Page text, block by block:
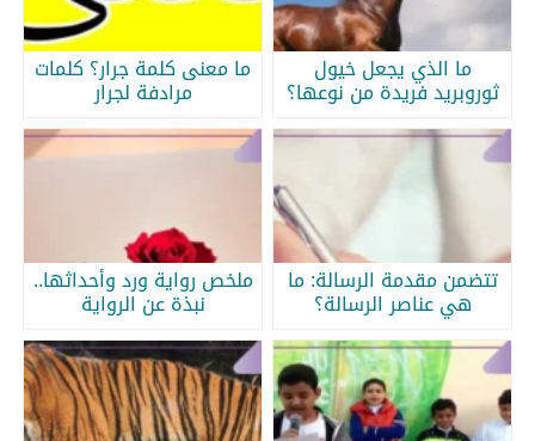
ما الذي يجعل خيول
ثوروبريد فريدة من نوعها؟
ما معنى كلمة جرار؟ كلمات
مرادفة لجرار
تتضمن مقدمة الرسالة: ما
هي عناصر الرسالة؟
ملخص رواية ورد وأحداثها..
نبذة عن الرواية